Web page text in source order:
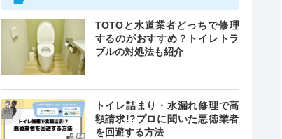
TOTOと水道業者どっちで修理
するのがおすすめ？トイレトラ
ブルの対処法も紹介
トイレ詰まり・水漏れ修理で高
額請求!?プロに聞いた悪徳業者
を回避する方法